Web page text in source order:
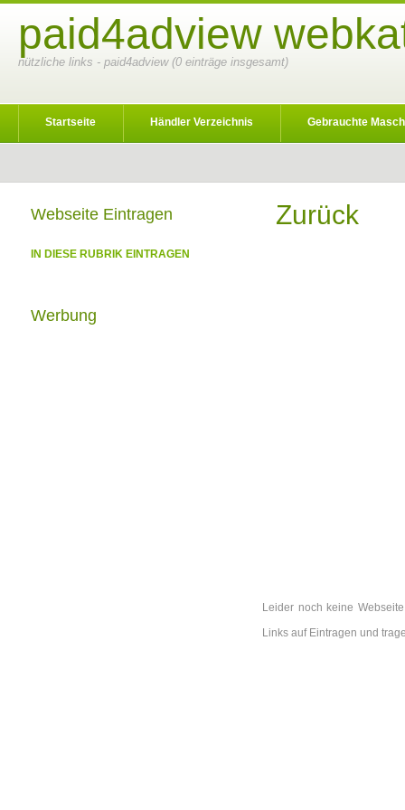
paid4adview
nützliche links - paid4adview (0 einträge insgesamt)
Startseite Händler Verzeichnis Gebrauchte
Zurück
Leider noch keine
Links auf Eintragen und
Webseite Eintragen
IN DIESE RUBRIK EINTRAGEN
Werbung